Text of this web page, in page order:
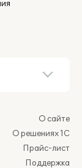
О сайте
О решениях 1С
Прайс-лист
Поддержка